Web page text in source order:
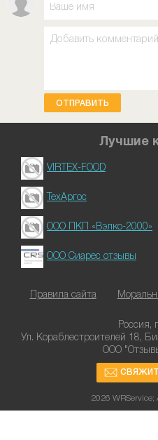
ОТПРАВИТЬ
Лучшие
VIRTEX-FOOD
ТехАргос
ООО ПКП «Вэлко-2000»
ООО Сиарес отзывы
Правила сайта
Россия,
Ул. Кораблестроителей 18,
ООО
2026 WRService;